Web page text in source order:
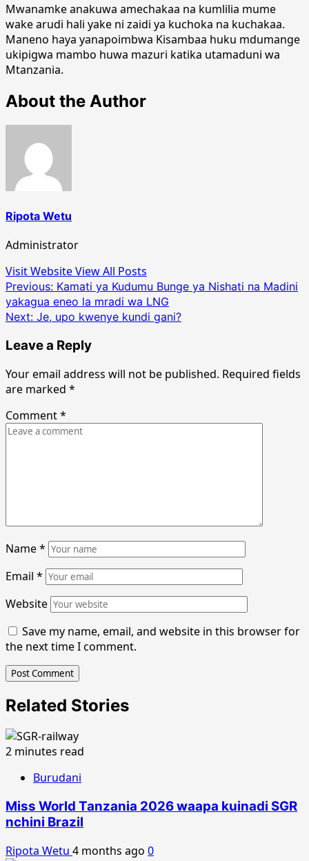
Mwanamke anakuwa amechakaa na kumlilia mume
wake arudi hali yake ni zaidi ya kuchoka na kuchakaa.
Maneno haya yanapoimbwa Kisambaa huku mdumange
ukipigwa mambo huwa mazuri katika utamaduni wa
Mtanzania.
About the Author
Ripota Wetu
Administrator
Visit WebsiteView All Posts
Post
navigation
Previous: Kamati ya Kudumu Bunge ya Nishati na Madini
yakagua eneo la mradi wa LNG
Next: Je, upo kwenye kundi gani?
Leave a Reply
Your email address will not be published. Required fields
are marked *
Comment*
Name*
Email *
Website
Save my name, email, and website in this browser for
the next time I comment.
Related Stories
2 minutes read
Burudani
Miss World Tanzania 2026 waapa kuinadi SGR
nchini Brazil
Ripota Wetu 4 months ago 0